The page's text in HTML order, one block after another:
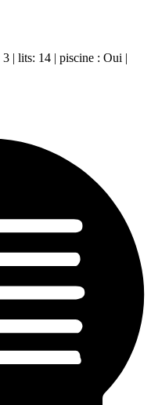
3 | lits: 14 | piscine : Oui |